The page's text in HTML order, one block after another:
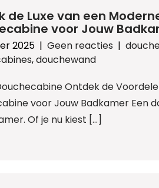
de Luxe van een
voor Jouw
2025 |Geen reacties |
,douchewand
Ontdek de
voor Jouw Badkamer Een
Of je nu kiest […]